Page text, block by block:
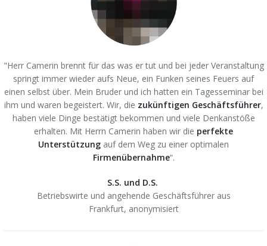
"Herr Camerin brennt für das was er tut und bei jeder Veranstaltung
springt immer wieder aufs Neue, ein Funken seines Feuers auf
einen selbst über. Mein Bruder und ich hatten ein Tagesseminar bei
ihm und waren begeistert. Wir, die zukünftigen Geschäftsführer,
haben viele Dinge bestätigt bekommen und viele Denkanstöße
erhalten. Mit Herrn Camerin haben wir die perfekte
Unterstützung auf dem Weg zu einer optimalen
Firmenübernahme“.
S.S. und D.S.
Betriebswirte und angehende Geschäftsführer aus
Frankfurt, anonymisiert